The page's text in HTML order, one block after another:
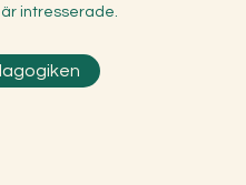
intresserade.